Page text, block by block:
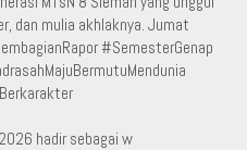
hadir sebagai w